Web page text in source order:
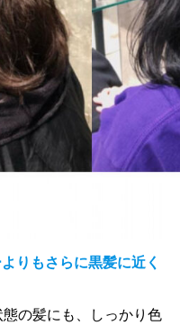
りもさらに黒髪に近く
の髪にも、しっかり色